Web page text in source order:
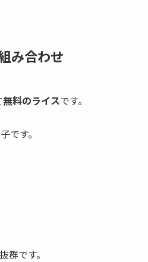
み合わせ
無料のライスです。
です。
群です。